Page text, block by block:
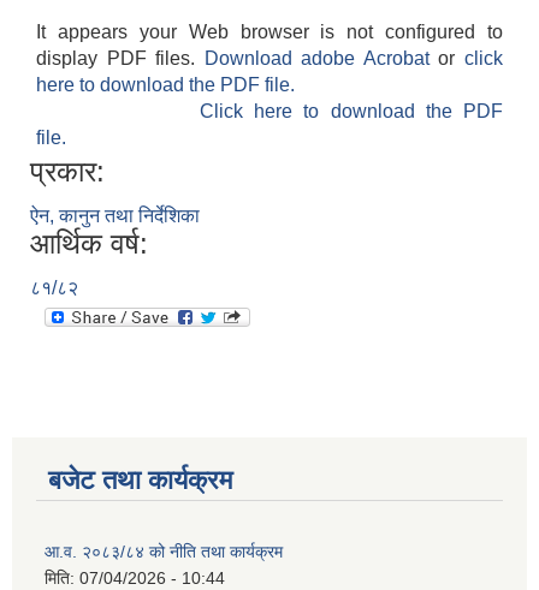
It appears your Web browser is not configured to
display PDF files.
Download adobe Acrobatorclick
here to download the PDF file.
Click here to download the PDF
file.
प्रकार:
ऐन, कानुन तथा निर्देशिका
आर्थिक वर्ष:
८१/८२
बजेट तथा कार्यक्रम
आ.व. २०८३/८४ को नीति तथा कार्यक्रम
मिति: 07/04/2026 - 10:44